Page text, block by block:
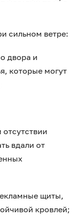
сильном ветре:
двора и
которые могут
вдали от
щиты,
кровлей;